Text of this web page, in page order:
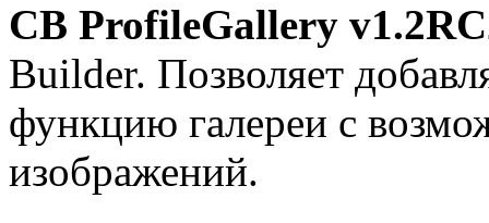
CB ProfileGallery
Builder. Позволяет
функцию галереи с
изображений.